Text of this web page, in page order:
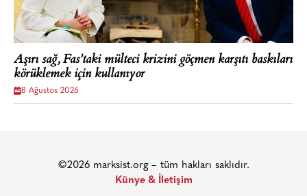
Aşırı sağ, Fas’taki mülteci krizini göçmen karşıtı baskıları
körüklemek için kullanıyor
8 Ağustos 2026
©2026 marksist.org – tüm hakları saklıdır.
Künye & İletişim